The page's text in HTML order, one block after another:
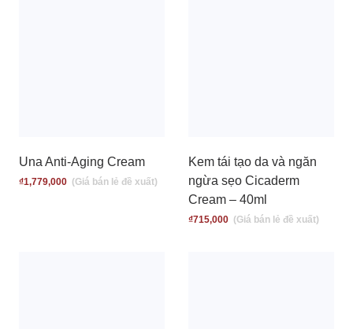
Una Anti-Aging Cream
₫1,779,000
Kem tái tạo da và ngăn
ngừa sẹo Cicaderm
Cream – 40ml
₫715,000